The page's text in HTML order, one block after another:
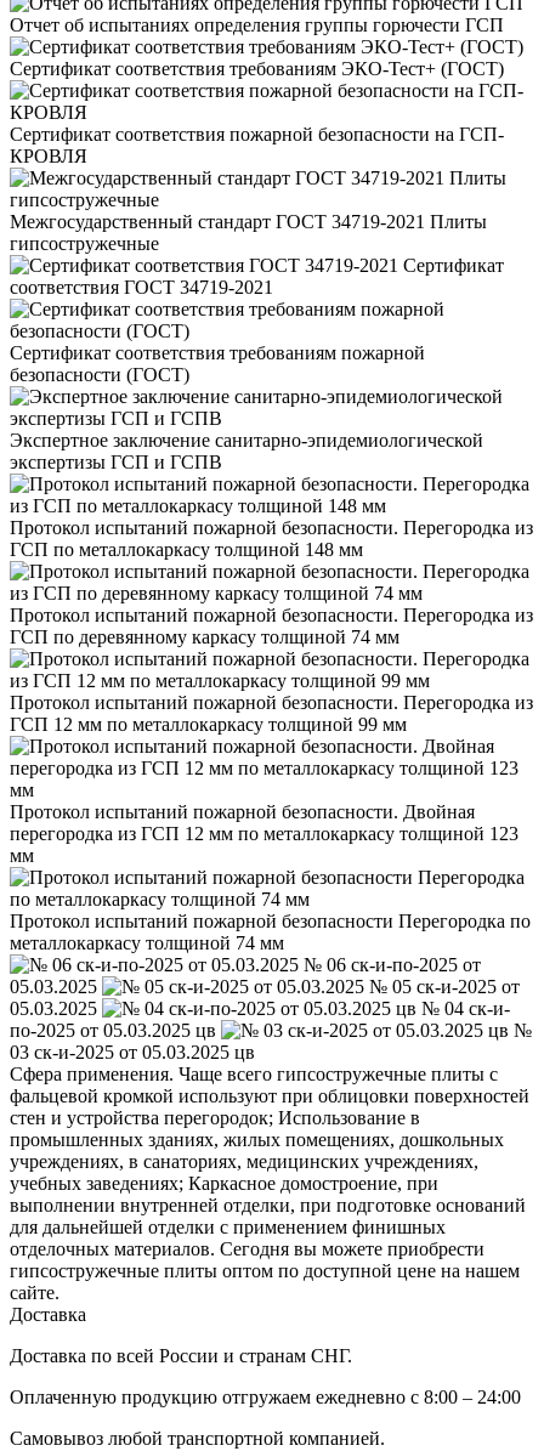
Отчет об испытаниях определения группы горючести ГСП
Сертификат соответствия требованиям ЭКО-Тест+ (ГОСТ)
Сертификат соответствия пожарной безопасности на ГСП-
КРОВЛЯ
Межгосударственный стандарт ГОСТ 34719-2021 Плиты
гипсостружечные
Сертификат
соответствия ГОСТ 34719-2021
Сертификат соответствия требованиям пожарной
безопасности (ГОСТ)
Экспертное заключение санитарно-эпидемиологической
экспертизы ГСП и ГСПВ
Протокол испытаний пожарной безопасности. Перегородка из
ГСП по металлокаркасу толщиной 148 мм
Протокол испытаний пожарной безопасности. Перегородка из
ГСП по деревянному каркасу толщиной 74 мм
Протокол испытаний пожарной безопасности. Перегородка из
ГСП 12 мм по металлокаркасу толщиной 99 мм
Протокол испытаний пожарной безопасности. Двойная
перегородка из ГСП 12 мм по металлокаркасу толщиной 123
мм
Протокол испытаний пожарной безопасности Перегородка по
металлокаркасу толщиной 74 мм
№ 06 ск-и-по-2025 от
05.03.2025
№ 05 ск-и-2025 от
05.03.2025
№ 04 ск-и-
по-2025 от 05.03.2025 цв
№
03 ск-и-2025 от 05.03.2025 цв
Сфера применения. Чаще всего гипсостружечные плиты с
фальцевой кромкой используют при облицовки поверхностей
стен и устройства перегородок; Использование в
промышленных зданиях, жилых помещениях, дошкольных
учреждениях, в санаториях, медицинских учреждениях,
учебных заведениях; Каркасное домостроение, при
выполнении внутренней отделки, при подготовке оснований
для дальнейшей отделки с применением финишных
отделочных материалов. Сегодня вы можете приобрести
гипсостружечные плиты оптом по доступной цене на нашем
сайте.
Доставка
Доставка по всей России и странам СНГ.
Оплаченную продукцию отгружаем ежедневно с 8:00 – 24:00
Самовывоз любой транспортной компанией.